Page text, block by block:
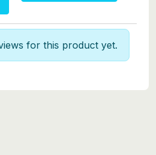
for this product yet.